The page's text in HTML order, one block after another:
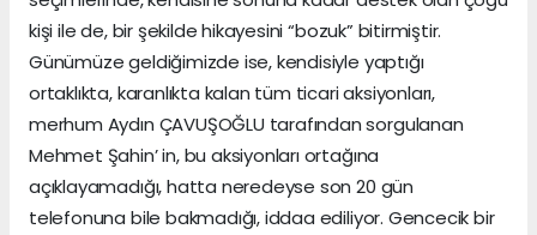
kişi ile de, bir şekilde hikayesini “bozuk” bitirmiştir.
Günümüze geldiğimizde ise, kendisiyle yaptığı
ortaklıkta, karanlıkta kalan tüm ticari aksiyonları,
merhum Aydın ÇAVUŞOĞLU tarafından sorgulanan
Mehmet Şahin’ in, bu aksiyonları ortağına
açıklayamadığı, hatta neredeyse son 20 gün
telefonuna bile bakmadığı, iddaa ediliyor. Gencecik bir